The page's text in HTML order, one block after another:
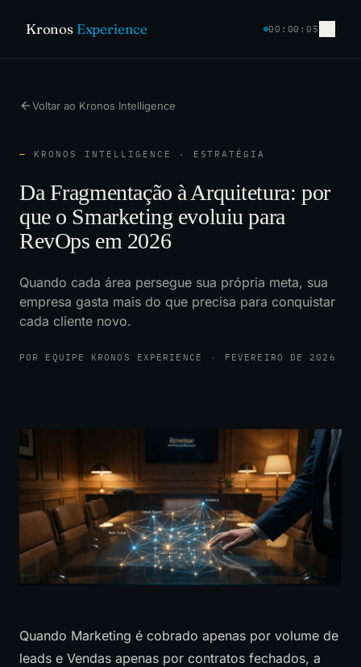
Kronos Experience 00:00:05
Voltar ao Kronos Intelligence
— KRONOS INTELLIGENCE · ESTRATÉGIA
Da Fragmentação à Arquitetura: por
que o Smarketing evoluiu para
RevOps em 2026
Quando cada área persegue sua própria meta, sua
empresa gasta mais do que precisa para conquistar
cada cliente novo.
POR EQUIPE KRONOS EXPERIENCE · FEVEREIRO DE 2026
Quando Marketing é cobrado apenas por volume de
leads e Vendas apenas por contratos fechados, a